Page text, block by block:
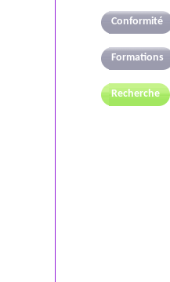
Conformité
Formations
Recherche